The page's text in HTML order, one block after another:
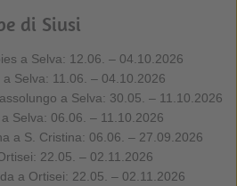
di Siusi
a Selva: 12.06. – 04.10.2026
Selva: 11.06. – 04.10.2026
a Selva: 30.05. – 11.10.2026
Selva: 06.06. – 11.10.2026
a S. Cristina: 06.06. – 27.09.2026
22.05. – 02.11.2026
a Ortisei: 22.05. – 02.11.2026